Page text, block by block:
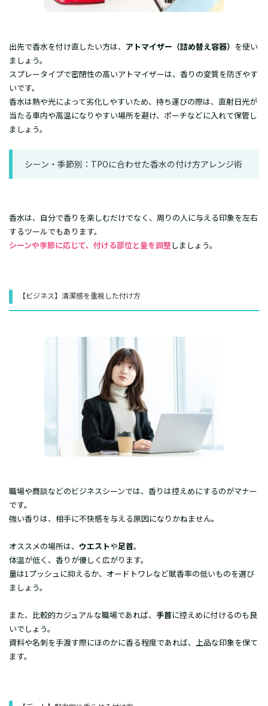
​出先で香水を付け直したい方は、 アトマイザー（詰め替え容器） を使い
ましょう。
スプレータイプで密閉性の高いアトマイザーは、香りの変質を防ぎやす
いです。
​香水は熱や光によって劣化しやすいため、持ち運びの際は、直射日光が
当たる車内や高温になりやすい場所を避け、ポーチなどに入れて保管し
ましょう。
シーン・季節別：TPOに合わせた香水の付け方アレンジ術
​香水は、自分で香りを楽しむだけでなく、周りの人に与える印象を左右
するツールでもあります。
シーンや季節に応じて、付ける部位と量を調整しましょう。
​【ビジネス】清潔感を重視した付け方
​職場や商談などのビジネスシーンでは、香りは控えめにするのがマナー
です。
強い香りは、相手に不快感を与える原因になりかねません。
オススメの場所は、 ウエストや足首。
体温が低く、香りが優しく広がります。
​量は1プッシュに抑えるか、オードトワレなど賦香率の低いものを選び
ましょう。
また、比較的カジュアルな職場であれば、 手首に控えめに付けるのも良
いでしょう。
資料や名刺を手渡す際にほのかに香る程度であれば、上品な印象を保て
ます。